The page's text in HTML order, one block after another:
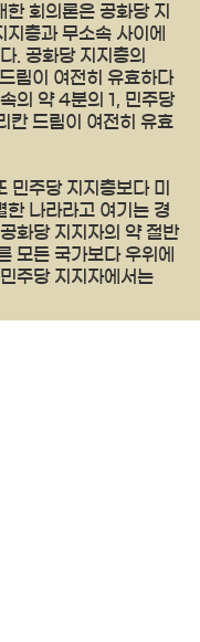
한 회의론은 공화당 지
층과 무소속 사이에
. 공화당 지지층의
림이 여전히 유효하다
의 약 4분의 1, 민주당
칸 드림이 여전히 유효
민주당 지지층보다 미
한 나라라고 여기는 경
화당 지지자의 약 절반
모든 국가보다 우위에
주당 지지자에서는